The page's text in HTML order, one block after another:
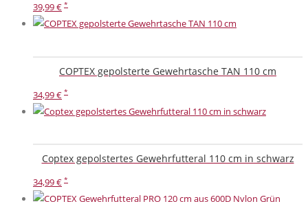
39,99€
COPTEX gepolsterte Gewehrtasche TAN 110 cm
34,99€
Coptex gepolstertes Gewehrfutteral 110 cm in schwarz
34,99€